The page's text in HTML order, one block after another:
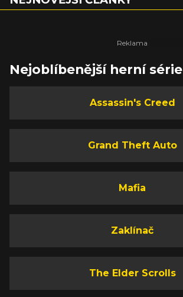
Nejoblíbenější herní série
Assassin's Creed
Grand Theft Auto
Mafia
Zaklínač
The Elder Scrolls